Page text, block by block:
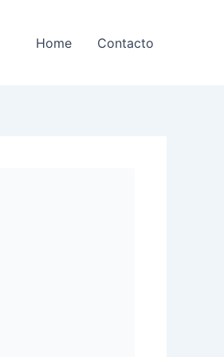
Home Contacto